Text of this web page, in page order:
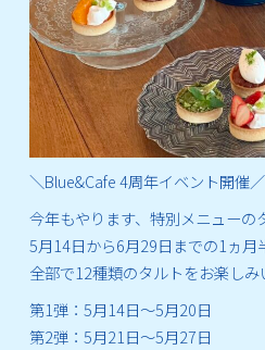
＼Blue&Cafe 4周年イベント開催／
今年もやります、特別メニューの
5月14日から6月29日までの1ヵ月
全部で12種類のタルトをお楽しみ
第1弾：5月14日～5月20日
第2弾：5月21日～5月27日